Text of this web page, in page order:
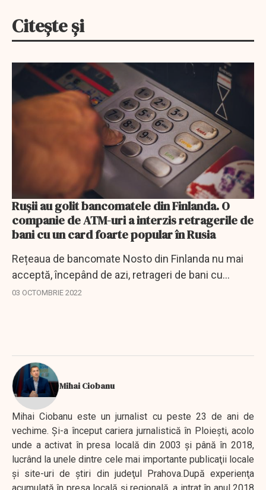
Citește și
Rușii au golit bancomatele din Finlanda. O
companie de ATM-uri a interzis retragerile de
bani cu un card foarte popular în Rusia
Rețeaua de bancomate Nosto din Finlanda nu mai
acceptă, începând de azi, retrageri de bani cu
cardurile UnionPay, după ce rușii au golit ATM-urile
03 OCTOMBRIE 2022
Mihai Ciobanu
Mihai Ciobanu este un jurnalist cu peste 23 de ani de
vechime. Şi-a început cariera jurnalistică în Ploieşti, acolo
unde a activat în presa locală din 2003 şi până în 2018,
lucrând la unele dintre cele mai importante publicaţii locale
şi site-uri de ştiri din judeţul Prahova.După experienţa